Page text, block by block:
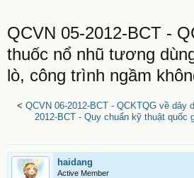
QCVN 05-2012-BCT -
thuốc nổ nhũ tương
lò, công trình ngầm
< QCVN 06-2012-BCT - QCKTQG về dây
2012-BCT - Quy chuẩn kỹ thuật quốc
haidang
Active Member